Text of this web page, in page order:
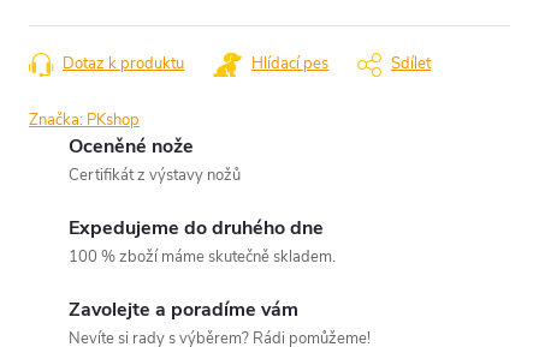
Dotaz k produktu Hlídací pes Sdílet
Značka: PKshop
Oceněné nože
Certifikát z výstavy nožů
Expedujeme do druhého dne
100 % zboží máme skutečně skladem.
Zavolejte a poradíme vám
Nevíte si rady s výběrem? Rádi pomůžeme!